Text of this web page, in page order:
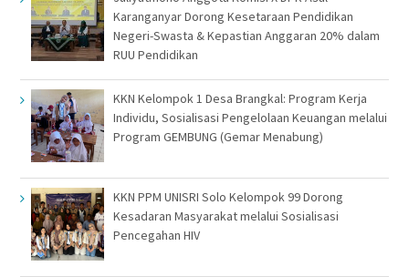
Karanganyar Dorong Kesetaraan Pendidikan
Negeri-Swasta & Kepastian Anggaran 20% dalam
RUU Pendidikan
KKN Kelompok 1 Desa Brangkal: Program Kerja
Individu, Sosialisasi Pengelolaan Keuangan melalui
Program GEMBUNG (Gemar Menabung)
KKN PPM UNISRI Solo Kelompok 99 Dorong
Kesadaran Masyarakat melalui Sosialisasi
Pencegahan HIV